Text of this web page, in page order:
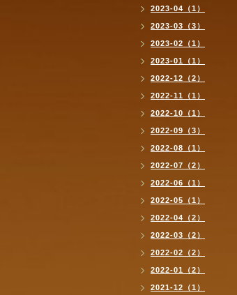
2023-04（1）
2023-03（3）
2023-02（1）
2023-01（1）
2022-12（2）
2022-11（1）
2022-10（1）
2022-09（3）
2022-08（1）
2022-07（2）
2022-06（1）
2022-05（1）
2022-04（2）
2022-03（2）
2022-02（2）
2022-01（2）
2021-12（1）